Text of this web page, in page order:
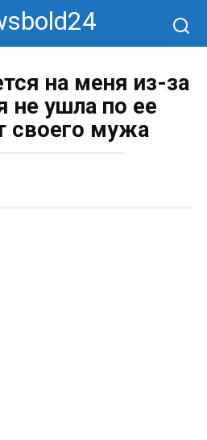
на меня из-за
не ушла по ее
своего мужа